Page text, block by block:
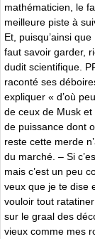
mathématicien, le
meilleure piste à
Et, puisqu’ainsi
faut savoir garder,
dudit scientifique.
raconté ses
expliquer « d’où
de ceux de Musk
de puissance dont
reste cette merde
du marché. – Si
mais c’est un peu
veux que je te dise
vouloir tout
sur le graal des
vieux comme mes